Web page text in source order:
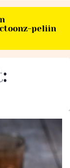
peliin